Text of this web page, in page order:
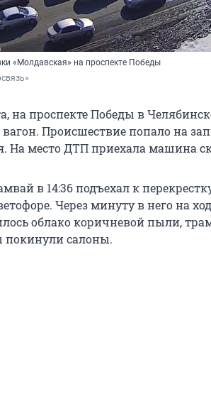
«Молдавская» на проспекте Победы
на проспекте Победы в
Происшествие попало на
На место ДТП приехала машина
в 14:36 подъехал к
Через минуту в него на
облако коричневой пыли,
покинули салоны.